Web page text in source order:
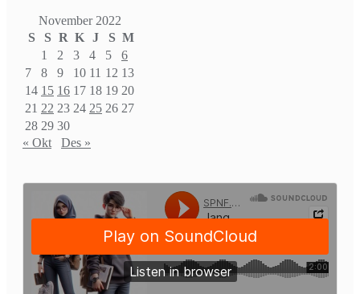
November 2022
S
S R K J S M
1
2 3 4 5
6
7
8 9 10 11 12 13
14 15 16 17 18 19 20
21 22 23 24 25 26 27
28 29 30
« Okt
Des »